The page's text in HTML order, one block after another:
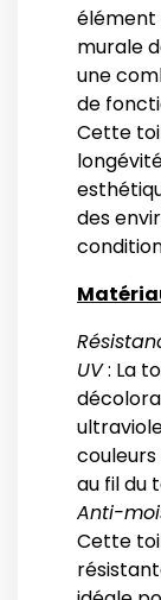
élément
murale
une
de
Cette
des
UV: La
au fil du
Anti-
Cette